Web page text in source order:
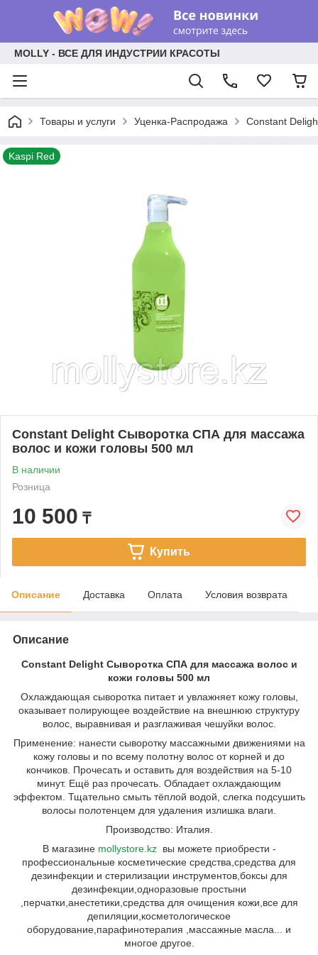
MOLLY - ВСЕ ДЛЯ ИНДУСТРИИ КРАСОТЫ
Товары и услуги Уценка-Распродажа Constant
Kaspi Red
Constant Delight Сыворотка СПА для массажа
волос и кожи головы 500 мл
В наличии
Розница
10 500 ₸
Купить
Описание Доставка Оплата Условия возврата
Описание
Constant Delight Сыворотка СПА для массажа волос и
кожи головы 500 мл
Охлаждающая сыворотка питает и увлажняет кожу головы,
оказывает полирующее воздействие на внешнюю структуру
волос, выравнивая и разглаживая чешуйки волос.
Применение: нанести сыворотку массажными движениями на
кожу головы и по всему полотну волос от корней и до
кончиков. Прочесать и оставить для воздействия на 5-10
минут. Ещё раз прочесать. Обладает охлаждающим
эффектом. Тщательно смыть тёплой водой, слегка подсушить
волосы полотенцем для удаления излишка влаги.
Производство: Италия.
В магазине mollystore.kzвы можете приобрести -
профессиональные косметические средства,средства для
дезинфекции и стерилизации инструментов,боксы для
дезинфекции,одноразовые простыни
,перчатки,анестетики,средства для очищения кожи,все для
депиляции,косметологическое
оборудование,парафинотерапия ,массажные масла... и
многое другое.